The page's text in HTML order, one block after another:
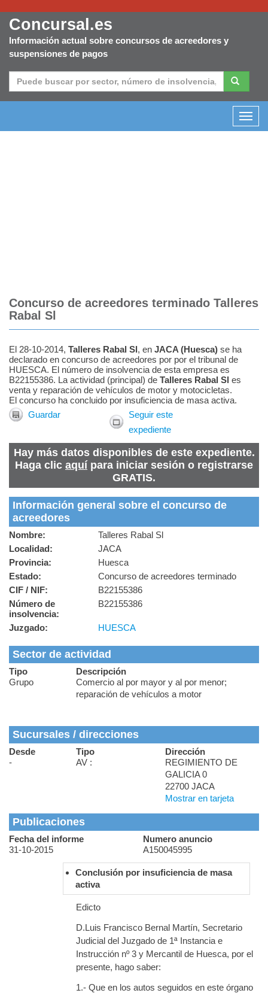
Concursal.es
Información actual sobre concursos de acreedores y
suspensiones de pagos
Concurso de acreedores terminado Talleres
Rabal Sl
El 28-10-2014, Talleres Rabal Sl, en JACA (Huesca) se ha
declarado en concurso de acreedores por por el tribunal de
HUESCA. El número de insolvencia de esta empresa es
B22155386. La actividad (principal) de Talleres Rabal Sl es
venta y reparación de vehículos de motor y motocicletas.
El concurso ha concluido por insuficiencia de masa activa.
Guardar
Seguir este
expediente
Hay más datos disponibles de este expediente.
Haga clic aquí para iniciar sesión o registrarse
GRATIS.
Información general sobre el concurso de
acreedores
Nombre:
Talleres Rabal Sl
Localidad:
JACA
Provincia:
Huesca
Estado:
Concurso de acreedores terminado
CIF / NIF:
B22155386
Número de
insolvencia:
B22155386
Juzgado: HUESCA
Sector de actividad
Tipo
Descripción
Grupo
Comercio al por mayor y al por menor;
reparación de vehículos a motor
Sucursales / direcciones
Desde Tipo
Dirección
-
AV :
REGIMIENTO DE
GALICIA 0
22700 JACA
Mostrar en tarjeta
Publicaciones
Fecha del informe
Numero anuncio
31-10-2015
A150045995
Conclusión por insuficiencia de masa
activa
Edicto
D.Luis Francisco Bernal Martín, Secretario
Judicial del Juzgado de 1ª Instancia e
Instrucción nº 3 y Mercantil de Huesca, por el
presente, hago saber:
1.- Que en los autos seguidos en este órgano